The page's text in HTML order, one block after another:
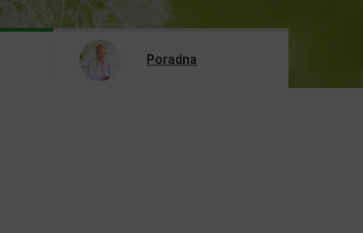
Poradna